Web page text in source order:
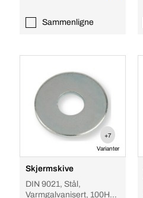
Sammenligne
+7
Varianter
Skjermskive
DIN 9021, Stål,
Varmgalvanisert, 100HV /